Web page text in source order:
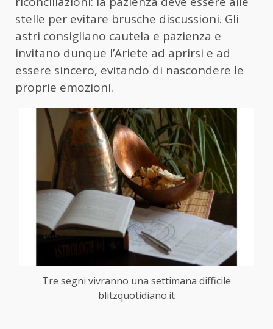
stelle per evitare brusche discussioni. Gli
astri consigliano cautela e pazienza e
invitano dunque l’Ariete ad aprirsi e ad
essere sincero, evitando di nascondere le
proprie emozioni.
Tre segni vivranno una settimana difficile
blitzquotidiano.it